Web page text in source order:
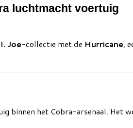
luchtmacht voertuig
Joe-collectie met de Hurricane ,
binnen het Cobra-arsenaal. Het